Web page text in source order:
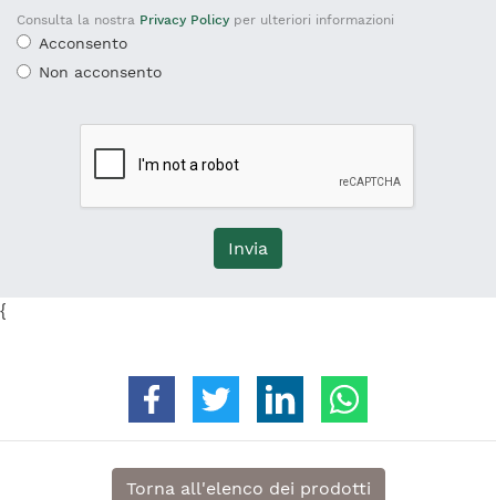
Consulta la nostra Privacy Policy per ulteriori informazioni
Acconsento
Non acconsento
Invia
{
Condividi su Facebook
Condividi su Twitter
Condividi su Linkedin
Torna all'elenco dei prodotti